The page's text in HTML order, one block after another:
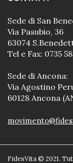
Sede di San
Via Pasubio, 36
63074
Tel e Fax: 0735
Sede di Ancona:
Via Agostino
60128 Ancona
FidesVita © 2021.